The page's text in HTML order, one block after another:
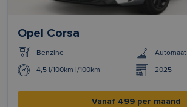
Opel Corsa
Benzine Automaat
4,5 l/100km l/100km 2025
Vanaf 499 per maand